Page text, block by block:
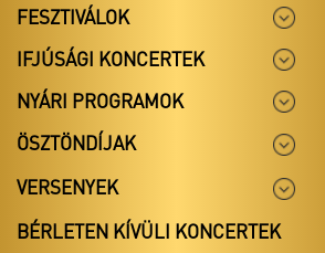
FESZTIVÁLOK
IFJÚSÁGI KONCERTEK
NYÁRI PROGRAMOK
ÖSZTÖNDÍJAK
VERSENYEK
BÉRLETEN KÍVÜLI KONCERTEK